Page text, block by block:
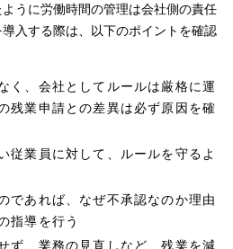
うに労働時間の管理は会社側の責任
入する際は、以下のポイントを確認
く、会社としてルールは厳格に運
残業申請との差異は必ず原因を確
従業員に対して、ルールを守るよ
であれば、なぜ不承認なのか理由
指導を行う
ず、業務の見直しなど、残業を減